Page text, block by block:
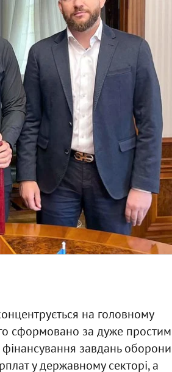
на головному
сформовано за дуже простим
завдань оборони
у державному секторі, а